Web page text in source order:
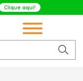
Clique aqui!